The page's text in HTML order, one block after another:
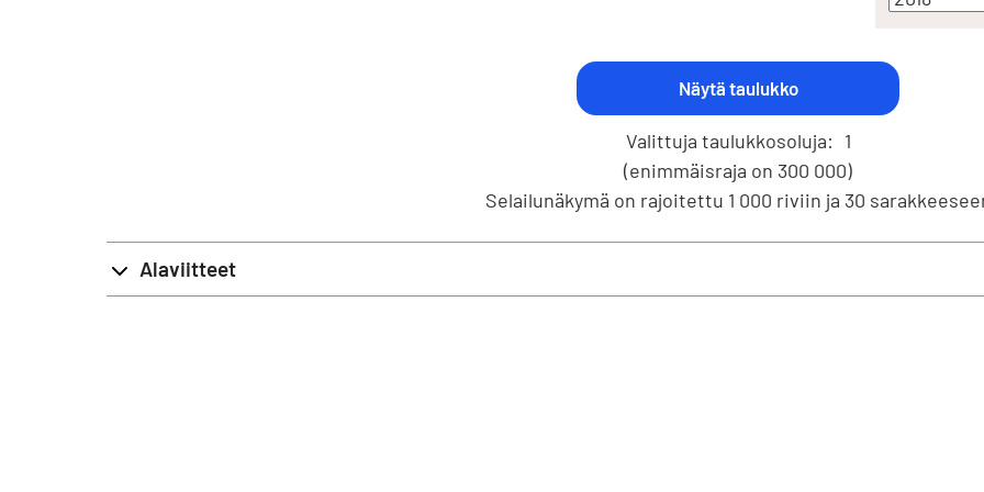
Valittuja taulukkosoluja: 1
(enimmäisraja on 300 000)
Selailunäkymä on rajoitettu 1 000 riviin ja 30
Alaviitteet